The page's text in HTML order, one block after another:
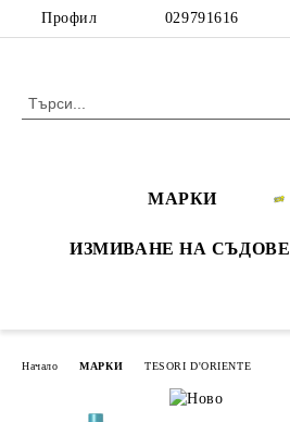
Профил 029791616
МАРКИ
ИЗМИВАНЕ НА СЪДОВЕ
Начало МАРКИ TESORI D'ORIENTE